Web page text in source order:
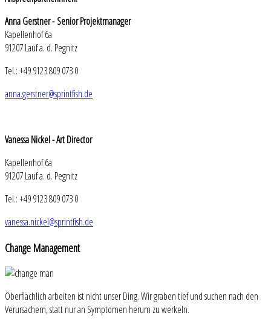
Anna Gerstner - Senior Projektmanager
Kapellenhof 6a
91207 Lauf a. d. Pegnitz
Tel.: +49 9123 809 073 0
anna.gerstner@sprintfish.de
Vanessa Nickel - Art Director
Kapellenhof 6a
91207 Lauf a. d. Pegnitz
Tel.: +49 9123 809 073 0
vanessa.nickel@sprintfish.de
Change Management
Oberflächlich arbeiten ist nicht unser Ding. Wir graben tief und suchen nach den
Verursachern, statt nur an Symptomen herum zu werkeln.